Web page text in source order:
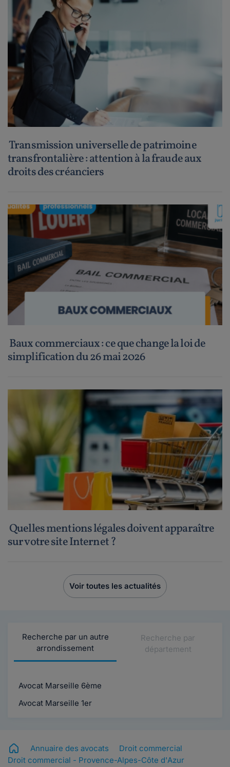
Transmission universelle de patrimoine
transfrontalière : attention à la fraude aux
droits des créanciers
Baux commerciaux : ce que change la loi de
simplification du 26 mai 2026
Quelles mentions légales doivent apparaître
sur votre site Internet ?
Voir toutes les actualités
Recherche par un autre
arrondissement
Recherche par
département
Avocat Marseille 6ème
Avocat Marseille 1er
Annuaire des avocats
Droit commercial
Droit commercial - Provence-Alpes-Côte d'Azur